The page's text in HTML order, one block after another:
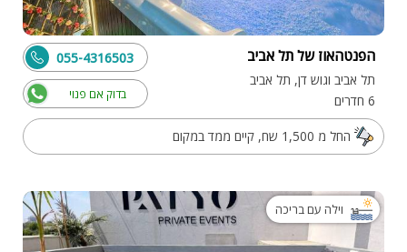
הפנטהאוז של תל אביב
תל אביב וגוש דן, תל אביב
6 חדרים
בדוק אם פנוי
055-4316503
החל מ 1,500 שח, קיים ממד במקום
וילה עם בריכה